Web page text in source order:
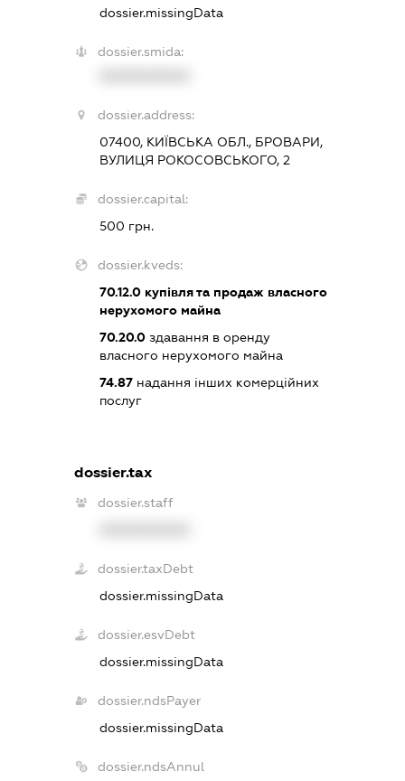
dossier.missingData
dossier.smida:
dossier.address:
07400, КИЇВСЬКА ОБЛ., БРОВАРИ,
ВУЛИЦЯ РОКОСОВСЬКОГО, 2
dossier.capital:
500 грн.
dossier.kveds:
70.12.0купівля та продаж власного
нерухомого майна
70.20.0здавання в оренду
власного нерухомого майна
74.87надання інших комерційних
послуг
dossier.tax
dossier.staff
dossier.taxDebt
dossier.missingData
dossier.esvDebt
dossier.missingData
dossier.ndsPayer
dossier.missingData
dossier.ndsAnnul